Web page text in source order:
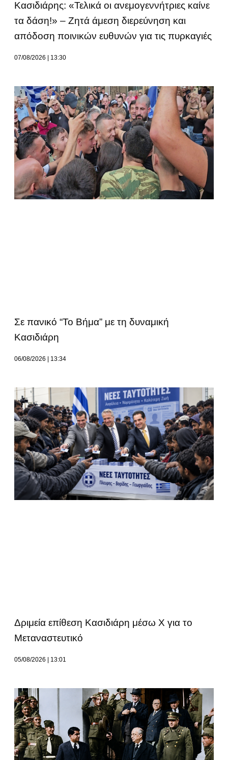
Κασιδιάρης: «Τελικά οι ανεμογεννήτριες καίνε
τα δάση!» – Ζητά άμεση διερεύνηση και
απόδοση ποινικών ευθυνών για τις πυρκαγιές
07/08/2026 13:30
Σε πανικό “Το Βήμα” με τη δυναμική
Κασιδιάρη
06/08/2026 13:34
Δριμεία επίθεση Κασιδιάρη μέσω Χ για το
Μεταναστευτικό
05/08/2026 13:01